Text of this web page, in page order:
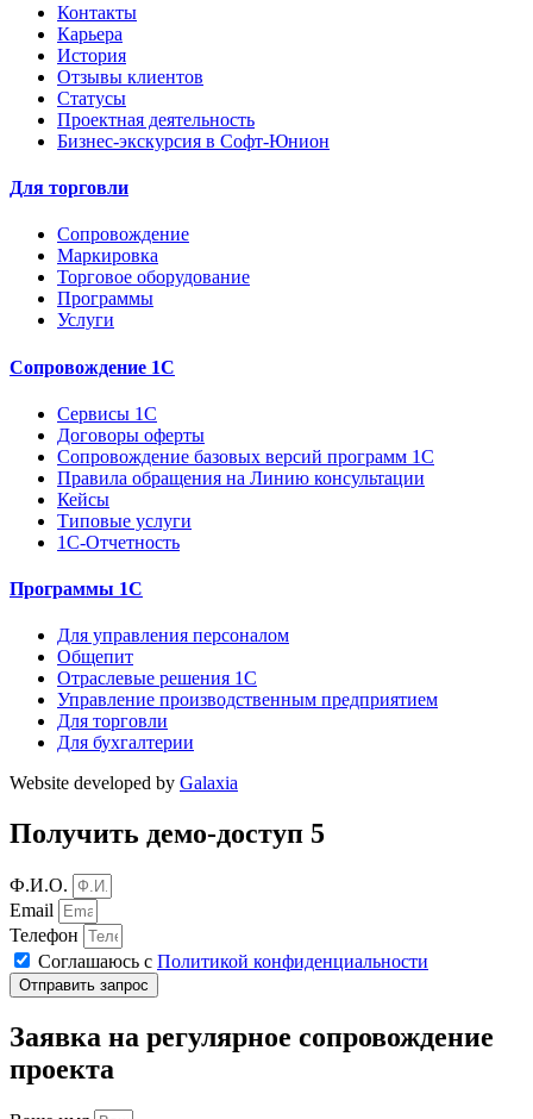
Контакты
Карьера
История
Отзывы клиентов
Статусы
Проектная деятельность
Бизнес-экскурсия в Софт-Юнион
Для торговли
Сопровождение
Маркировка
Торговое оборудование
Программы
Услуги
Сопровождение 1С
Сервисы 1С
Договоры оферты
Сопровождение базовых версий программ 1С
Правила обращения на Линию консультации
Кейсы
Типовые услуги
1С-Отчетность
Программы 1С
Для управления персоналом
Общепит
Отраслевые решения 1С
Управление производственным предприятием
Для торговли
Для бухгалтерии
Website developed by Galaxia
Получить демо-доступ 5
Ф.И.О.
Email
Телефон
Соглашаюсь с Политикой конфиденциальности
Отправить запрос
Заявка на регулярное сопровождение
проекта